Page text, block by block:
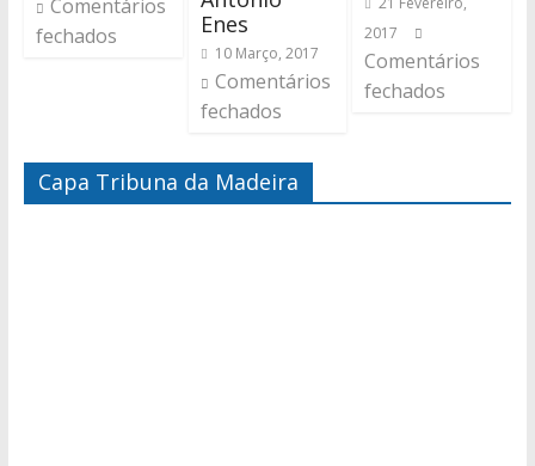
Comentários
fechados
Enes
10 Março, 2017
Comentários
fechados
2017
Comentários
fechados
Capa Tribuna da Madeira